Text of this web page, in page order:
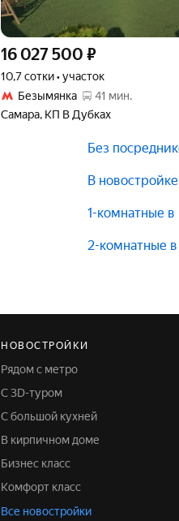
16 027 500 ₽
10,7 сотки • участок
Безымянка
41 мин.
Самара, КП В Дубках
Без
В новостройке
1-комнатные в
2-комнатные
НОВОСТРОЙКИ
Рядом с метро
С 3D-туром
С большой кухней
В кирпичном доме
Бизнес класс
Комфорт класс
Все новостройки